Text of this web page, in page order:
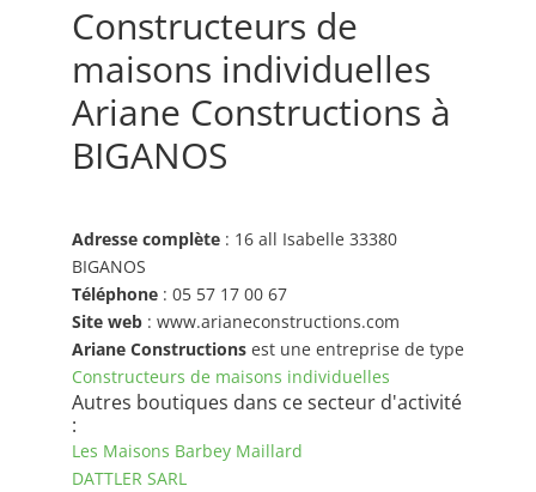
Constructeurs de
maisons individuelles
Ariane Constructions à
BIGANOS
Adresse complète: 16 all Isabelle 33380
BIGANOS
Téléphone: 05 57 17 00 67
Site web: www.arianeconstructions.com
Ariane Constructionsest une entreprise de type
Constructeurs de maisons individuelles
Autres boutiques dans ce secteur d'activité
:
Les Maisons Barbey Maillard
DATTLER SARL